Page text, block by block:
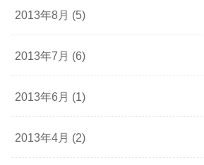
2013年8月 (5)
2013年7月 (6)
2013年6月 (1)
2013年4月 (2)